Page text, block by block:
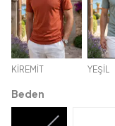
KİREMİT YEŞİL
Beden